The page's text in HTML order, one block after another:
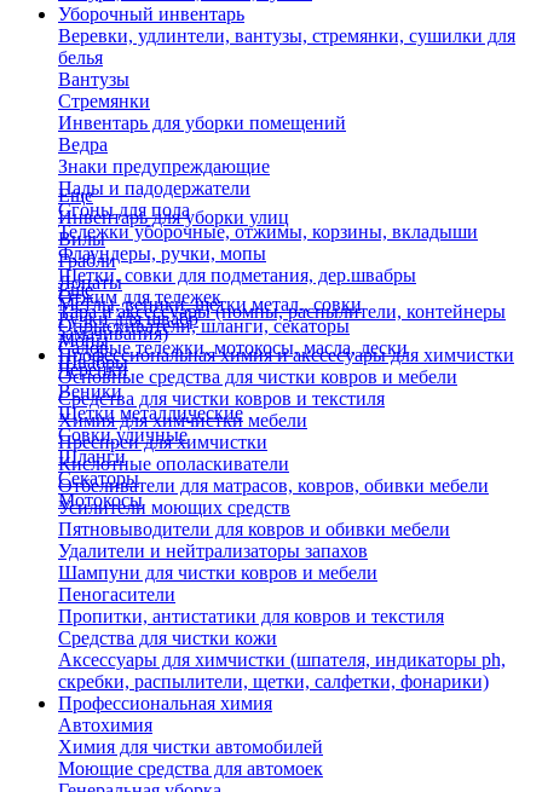
Уборочный инвентарь
Веревки, удлинтели, вантузы, стремянки, сушилки для
белья
Вантузы
Стремянки
Инвентарь для уборки помещений
Ведра
Знаки предупреждающие
Пады и падодержатели
Сгоны для пола
Тележки уборочные, отжимы, корзины, вкладыши
Флаундеры, ручки, мопы
Щетки, совки для подметания, дер.швабры
Отжим для тележек
Ручки для швабр
Мопы
Швабры
Еще
Инвентарь для уборки улиц
Вилы
Грабли
Лопаты
Метлы, веники, щетки метал., совки
Опрыскиватели, шланги, секаторы
Садовые тележки, мотокосы, масла, лески
Черенки
Веники
Щетки металлические
Совки уличные
Шланги
Секаторы
Мотокосы
Еще
Тара и аксессуары (помпы, распылители, контейнеры
замачивания)
Профессиональная химия и акссесуары для химчистки
Основные средства для чистки ковров и мебели
Средства для чистки ковров и текстиля
Химия для химчистки мебели
Преспреи для химчистки
Кислотные ополаскиватели
Отбеливатели для матрасов, ковров, обивки мебели
Усилители моющих средств
Пятновыводители для ковров и обивки мебели
Удалители и нейтрализаторы запахов
Шампуни для чистки ковров и мебели
Пеногасители
Пропитки, антистатики для ковров и текстиля
Средства для чистки кожи
Аксессуары для химчистки (шпателя, индикаторы ph,
скребки, распылители, щетки, салфетки, фонарики)
Профессиональная химия
Автохимия
Химия для чистки автомобилей
Моющие средства для автомоек